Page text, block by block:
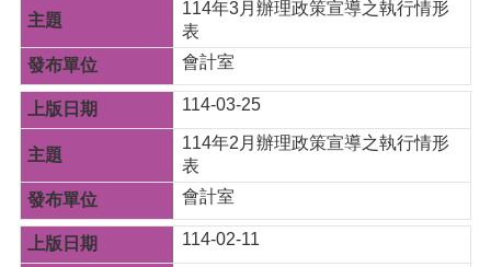
114年3月辦理政策宣導之執行情形
表
會計室
114-03-25
114年2月辦理政策宣導之執行情形
表
會計室
114-02-11